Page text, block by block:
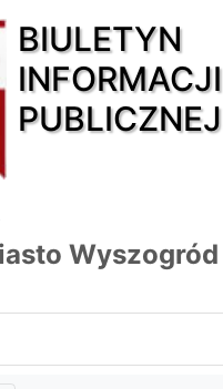
BIULETYN
INFORMACJI
PUBLICZNEJ
Wyszogród